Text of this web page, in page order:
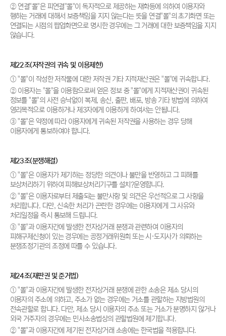
② 연결"몰"은 피연결"몰"이 독자적으로 제공하는 재화등에 의하여 이용자와
행하는 거래에 대해서 보증책임을 지지 않는다는 뜻을 연결"몰"의 초기화면 또는
연결되는 시점의 팝업화면으로 명시한 경우에는 그 거래에 대한 보증책임을 지지
않습니다.
제22조(저작권의 귀속 및 이용제한)
① "몰"이 작성한 저작물에 대한 저작권 기타 지적재산권은 "몰"에 귀속합니다.
② 이용자는 "몰"을 이용함으로써 얻은 정보 중 "몰"에게 지적재산권이 귀속된
정보를 "몰"의 사전 승낙없이 복제, 송신, 출판, 배포, 방송 기타 방법에 의하여
영리목적으로 이용하거나 제3자에게 이용하게 하여서는 안됩니다.
③ "몰"은 약정에 따라 이용자에게 귀속된 저작권을 사용하는 경우 당해
이용자에게 통보하여야 합니다.
제23조(분쟁해결)
① "몰"은 이용자가 제기하는 정당한 의견이나 불만을 반영하고 그 피해를
보상처리하기 위하여 피해보상처리기구를 설치?운영합니다.
② "몰"은 이용자로부터 제출되는 불만사항 및 의견은 우선적으로 그 사항을
처리합니다. 다만, 신속한 처리가 곤란한 경우에는 이용자에게 그 사유와
처리일정을 즉시 통보해 드립니다.
③ "몰"과 이용자간에 발생한 전자상거래 분쟁과 관련하여 이용자의
피해구제신청이 있는 경우에는 공정거래위원회 또는 시·도지사가 의뢰하는
분쟁조정기관의 조정에 따를 수 있습니다.
제24조(재판권 및 준거법)
① "몰"과 이용자간에 발생한 전자상거래 분쟁에 관한 소송은 제소 당시의
이용자의 주소에 의하고, 주소가 없는 경우에는 거소를 관할하는 지방법원의
전속관할로 합니다. 다만, 제소 당시 이용자의 주소 또는 거소가 분명하지 않거나
외국 거주자의 경우에는 민사소송법상의 관할법원에 제기합니다.
② "몰"과 이용자간에 제기된 전자상거래 소송에는 한국법을 적용합니다.